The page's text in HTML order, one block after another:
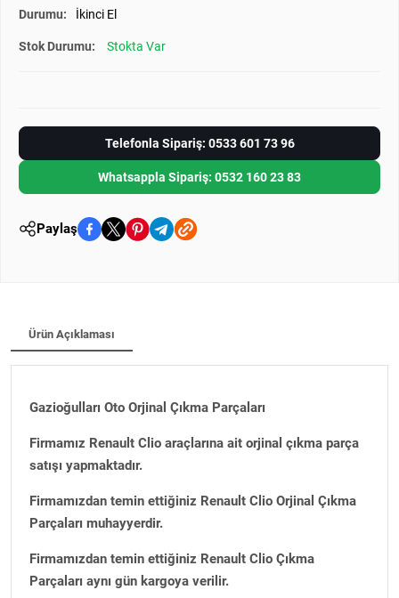
Durumu: İkinci El
Stok Durumu: Stokta Var
Telefonla Sipariş: 0533 601 73 96
Whatsappla Sipariş: 0532 160 23 83
Paylaş
Ürün Açıklaması
Gazioğulları Oto Orjinal Çıkma Parçaları
Firmamız Renault Clio araçlarına ait orjinal çıkma parça
satışı yapmaktadır.
Firmamızdan temin ettiğiniz Renault Clio Orjinal Çıkma
Parçaları muhayyerdir.
Firmamızdan temin ettiğiniz Renault Clio Çıkma
Parçaları aynı gün kargoya verilir.